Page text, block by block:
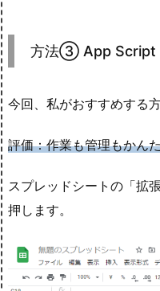
方法③ App Script
今回、私がおすすめする
評価：作業も管理もかん
スプレッドシートの「拡
押します。